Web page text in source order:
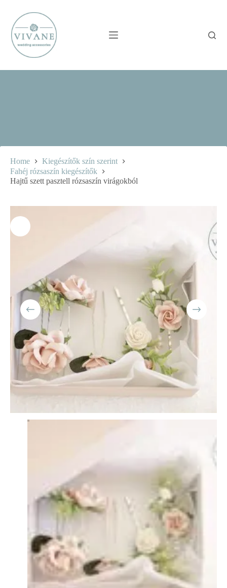
content
Home
Kiegészítők szín szerint
Fahéj rózsaszín kiegészítők
Hajtű szett pasztell rózsaszín virágokból